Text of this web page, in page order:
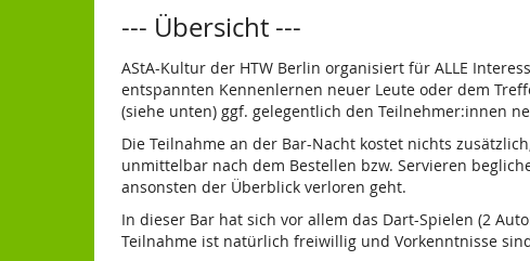
--- Übersicht ---
AStA-Kultur der HTW Berlin organisiert für ALLE
entspannten Kennenlernen neuer Leute oder dem
(siehe unten) ggf. gelegentlich den Teilnehmer:innen
Die Teilnahme an der Bar-Nacht kostet nichts
unmittelbar nach dem Bestellen bzw. Servieren
ansonsten der Überblick verloren geht.
In dieser Bar hat sich vor allem das Dart-Spielen (2
Teilnahme ist natürlich freiwillig und Vorkenntnisse